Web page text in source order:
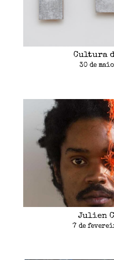
Cultura
30 de
Julien
7 de